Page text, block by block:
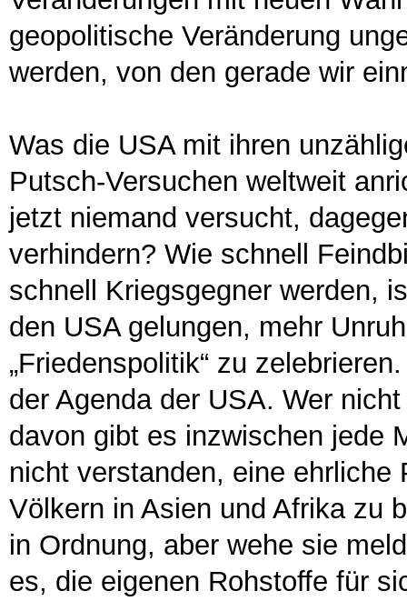
geopolitische Veränderung
werden, von den gerade wir
Was die USA mit ihren
Putsch-Versuchen weltweit
jetzt niemand versucht,
verhindern? Wie schnell
schnell Kriegsgegner werden,
den USA gelungen, mehr
„Friedenspolitik“ zu
der Agenda der USA. Wer
davon gibt es inzwischen jede
nicht verstanden, eine
Völkern in Asien und Afrika zu
in Ordnung, aber wehe sie
es, die eigenen Rohstoffe für